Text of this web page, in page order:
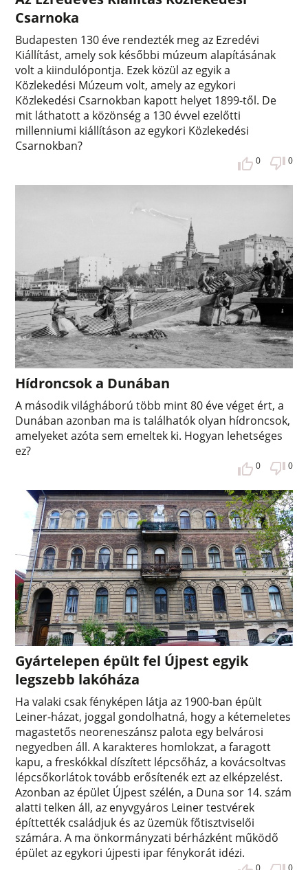
Csarnoka
Budapesten 130 éve rendezték meg az Ezredévi
Kiállítást, amely sok későbbi múzeum alapításának
volt a kiindulópontja. Ezek közül az egyik a
Közlekedési Múzeum volt, amely az egykori
Közlekedési Csarnokban kapott helyet 1899-től. De
mit láthatott a közönség a 130 évvel ezelőtti
millenniumi kiállításon az egykori Közlekedési
Csarnokban?
0 0
Hídroncsok a Dunában
A második világháború több mint 80 éve véget ért, a
Dunában azonban ma is találhatók olyan hídroncsok,
amelyeket azóta sem emeltek ki. Hogyan lehetséges
ez?
0 0
Gyártelepen épült fel Újpest egyik
legszebb lakóháza
Ha valaki csak fényképen látja az 1900-ban épült
Leiner-házat, joggal gondolhatná, hogy a kétemeletes
magastetős neoreneszánsz palota egy belvárosi
negyedben áll. A karakteres homlokzat, a faragott
kapu, a freskókkal díszített lépcsőház, a kovácsoltvas
lépcsőkorlátok tovább erősítenék ezt az elképzelést.
Azonban az épület Újpest szélén, a Duna sor 14. szám
alatti telken áll, az enyvgyáros Leiner testvérek
építtették családjuk és az üzemük főtisztviselői
számára. A ma önkormányzati bérházként működő
épület az egykori újpesti ipar fénykorát idézi.
0 0